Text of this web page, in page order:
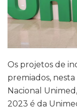
Os projetos de
premiados,
Nacional
2023 é da